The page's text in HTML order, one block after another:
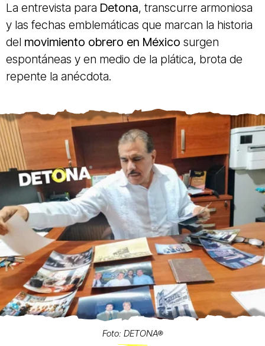
La entrevista para Detona, transcurre armoniosa
y las fechas emblemáticas que marcan la historia
del movimiento obrero en México surgen
espontáneas y en medio de la plática, brota de
repente la anécdota.
Foto: DETONA®